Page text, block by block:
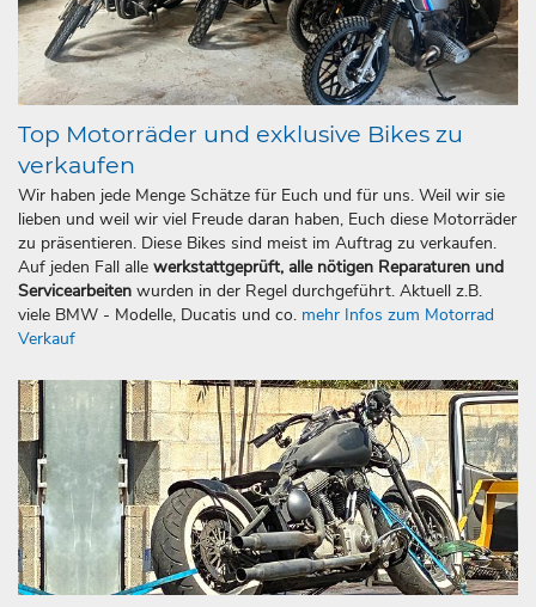
Top Motorräder und exklusive Bikes zu
verkaufen
Wir haben jede Menge Schätze für Euch und für uns. Weil wir sie
lieben und weil wir viel Freude daran haben, Euch diese Motorräder
zu präsentieren. Diese Bikes sind meist im Auftrag zu verkaufen.
Auf jeden Fall alle werkstattgeprüft, alle nötigen Reparaturen und
Servicearbeiten wurden in der Regel durchgeführt. Aktuell z.B.
viele BMW - Modelle, Ducatis und co. mehr Infos zum Motorrad
Verkauf